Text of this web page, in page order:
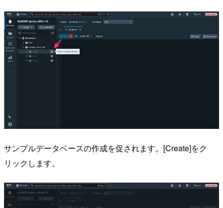
サンプルデータベースの作成を促されます。[Create]をク
リックします。